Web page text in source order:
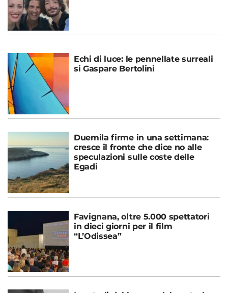
Echi di luce: le pennellate surreali
si Gaspare Bertolini
Duemila firme in una settimana:
cresce il fronte che dice no alle
speculazioni sulle coste delle
Egadi
Favignana, oltre 5.000 spettatori
in dieci giorni per il film
“L’Odissea”